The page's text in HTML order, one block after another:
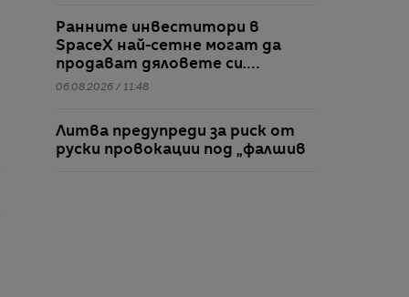
Ранните инвеститори в
SpaceX най-сетне могат да
продават дяловете си.
Таймингът не е идеален
06.08.2026 / 11:48
Литва предупреди за риск от
руски провокации под „фалшив